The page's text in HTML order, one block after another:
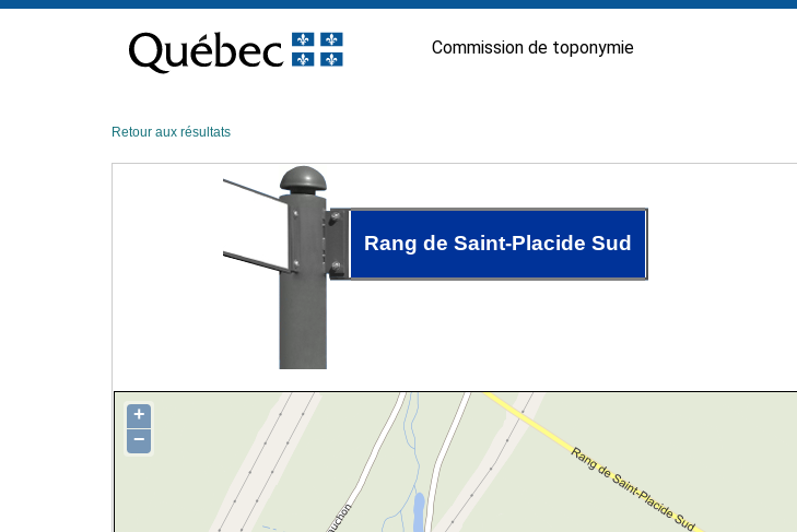
contenu
Commission de toponymie
Retour aux résultats
Rang de Saint-Placide Sud
+
−